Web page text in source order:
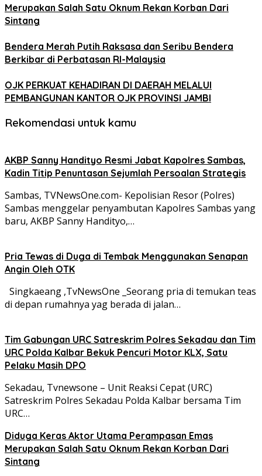
Merupakan Salah Satu Oknum Rekan Korban Dari
Sintang
Bendera Merah Putih Raksasa dan Seribu Bendera
Berkibar di Perbatasan RI-Malaysia
OJK PERKUAT KEHADIRAN DI DAERAH MELALUI
PEMBANGUNAN KANTOR OJK PROVINSI JAMBI
Rekomendasi untuk kamu
AKBP Sanny Handityo Resmi Jabat Kapolres Sambas,
Kadin Titip Penuntasan Sejumlah Persoalan Strategis
Sambas, TVNewsOne.com- Kepolisian Resor (Polres)
Sambas menggelar penyambutan Kapolres Sambas yang
baru, AKBP Sanny Handityo,…
Pria Tewas di Duga di Tembak Menggunakan Senapan
Angin Oleh OTK
Singkaeang ,TvNewsOne _Seorang pria di temukan teas
di depan rumahnya yag berada di jalan…
Tim Gabungan URC Satreskrim Polres Sekadau dan Tim
URC Polda Kalbar Bekuk Pencuri Motor KLX, Satu
Pelaku Masih DPO
Sekadau, Tvnewsone – Unit Reaksi Cepat (URC)
Satreskrim Polres Sekadau Polda Kalbar bersama Tim
URC…
Diduga Keras Aktor Utama Perampasan Emas
Merupakan Salah Satu Oknum Rekan Korban Dari
Sintang